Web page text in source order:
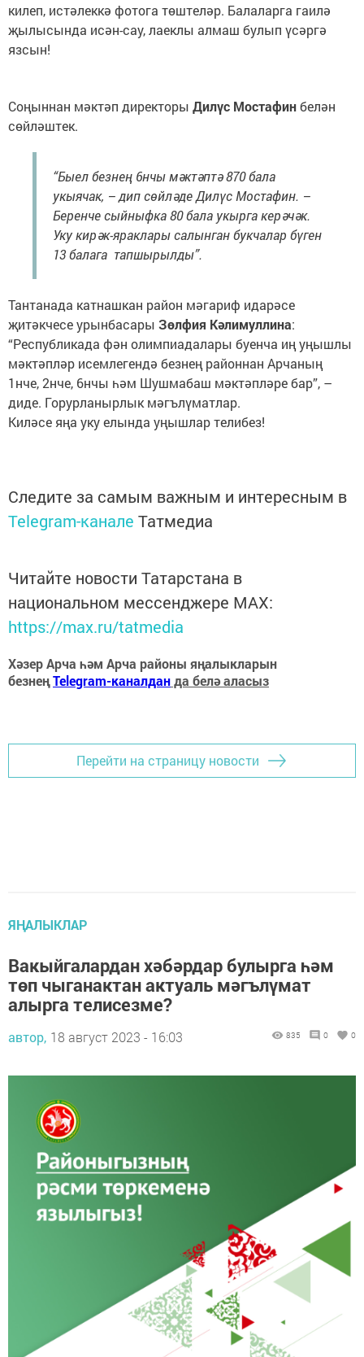
килеп, истәлеккә фотога төштеләр. Балаларга гаилә
җылысында исән-сау, лаеклы алмаш булып үсәргә
язсын!
Соңыннан мәктәп директоры Дилүс Мостафинбелән
сөйләштек.
“Быел безнең 6нчы мәктәптә 870 бала
укыячак, – дип сөйләде Дилүс Мостафин. –
Беренче сыйныфка 80 бала укырга керәчәк.
Уку кирәк-яраклары салынган букчалар бүген
13 балага тапшырылды”.
Тантанада катнашкан район мәгариф идарәсе
җитәкчесе урынбасары Зөлфия Кәлимуллина:
“Республикада фән олимпиадалары буенча иң уңышлы
мәктәпләр исемлегендә безнең районнан Арчаның
1нче, 2нче, 6нчы һәм Шушмабаш мәктәпләре бар”, –
диде. Горурланырлык мәгълүматлар.
Киләсе яңа уку елында уңышлар телибез!
Следите за самым важным и интересным в
Telegram-канале Татмедиа
Читайте новости Татарстана в
национальном мессенджере MАХ:
https://max.ru/tatmedia
Хәзер Арча һәм Арча районы яңалыкларын
безнеңTelegram-каналданда белә аласыз
Перейти на страницу новости
ЯҢАЛЫКЛАР
Вакыйгалардан хәбәрдар булырга һәм
төп чыганактан актуаль мәгълүмат
алырга телисезме?
автор, 18 август 2023 - 16:03 835 0 0